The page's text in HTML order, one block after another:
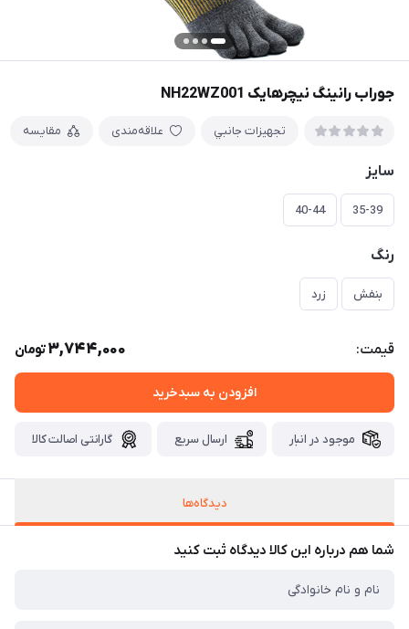
جوراب رانینگ نیچرهایک NH22WZ001
تجهيزات جانبي علاقه‌مندی مقایسه
سایز
35-39
40-44
رنگ
بنفش زرد
قیمت: 3,744,000تومان
افزودن به سبدخرید
موجود در انبار ارسال سریع گارانتی اصالت کالا
دیدگاه‌ها
شما هم درباره این کالا دیدگاه ثبت کنید